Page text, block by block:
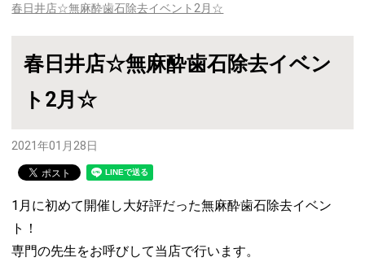
春日井店☆無麻酔歯石除去イベント2月☆
春日井店☆無麻酔歯石除去イベン
ト2月☆
2021年01月28日
1月に初めて開催し大好評だった無麻酔歯石除去イベン
ト！
専門の先生をお呼びして当店で行います。